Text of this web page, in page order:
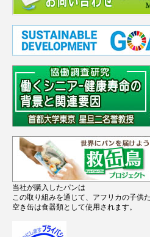
当社が購入したパンは
この取り組みを通じて、アフリカの子供
空き缶は食器類として使用されます。